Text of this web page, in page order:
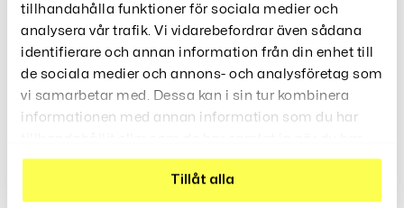
tillhandahålla funktioner för sociala medier och
analysera vår trafik. Vi vidarebefordrar även sådana
identifierare och annan information från din enhet till
de sociala medier och annons- och analysföretag som
vi samarbetar med. Dessa kan i sin tur kombinera
informationen med annan information som du har
använt deras tjänster.
Tillåt alla
Rea!
Folieballong Krona Guld
99